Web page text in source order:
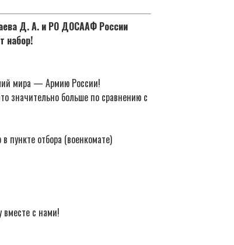
Д. А. и РО ДОСААФ России
набор!
мира — Армию России!
значительно больше по сравнению с
пункте отбора (военкомате)
с нами!